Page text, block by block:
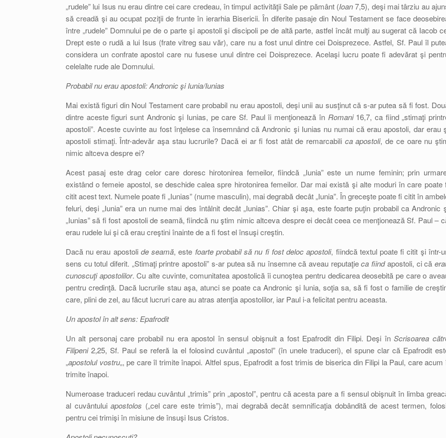
„rudele” lui Isus nu erau dintre cei care credeau, în timpul activităţii Sale pe pământ (Ioan7,5), deşi mai târziu au
să creadă şi au ocupat poziţii de frunte în ierarhia Bisericii. În diferite pasaje din Noul Testament se face
între „rudele” Domnului pe de o parte şi apostoli şi discipoli pe de altă parte, astfel încât mulţi au sugerat că Iacob
Drept este o rudă a lui Isus (frate vitreg sau văr), care nu a fost unul dintre cei Doisprezece. Astfel, Sf. Paul îl
considera un confrate apostol care nu fusese unul dintre cei Doisprezece. Acelaşi lucru poate fi adevărat şi
celelalte rude ale Domnului.
Probabil nu erau apostoli: Andronic şi Iunia/Iunias
Mai există figuri din Noul Testament care probabil nu erau apostoli, deşi unii au susţinut că s-ar putea să fi fost.
dintre aceste figuri sunt Andronic şi Iunias, pe care Sf. Paul îi menţionează în Romani16,7, ca fiind „stimaţi
apostoli”. Aceste cuvinte au fost înţelese ca însemnând că Andronic şi Iunias nu numai că erau apostoli, dar erau
apostoli stimaţi. Într-adevăr aşa stau lucrurile? Dacă ei ar fi fost atât de remarcabili ca apostoli, de ce oare nu
nimic altceva despre ei?
Acest pasaj este drag celor care doresc hirotonirea femeilor, fiindcă „Iunia” este un nume feminin; prin
existând o femeie apostol, se deschide calea spre hirotonirea femeilor. Dar mai există şi alte moduri în care poate
citit acest text. Numele poate fi „Iunias” (nume masculin), mai degrabă decât „Iunia”. În greceşte poate fi citit în
feluri, deşi „Iunia” era un nume mai des întâlnit decât „Iunias”. Chiar şi aşa, este foarte puţin probabil ca Andronic
„Iunias” să fi fost apostoli de seamă, fiindcă nu ştim nimic altceva despre ei decât ceea ce menţionează Sf. Paul –
erau rudele lui şi că erau creştini înainte de a fi fost el însuşi creştin.
Dacă nu erau apostoli de seamă, este foarte probabil să nu fi fost deloc apostoli, fiindcă textul poate fi citit şi într-
sens cu totul diferit. „Stimaţi printre apostoli” s-ar putea să nu însemne că aveau reputaţieca fiindapostoli, ci că
cunoscuţi apostolilor. Cu alte cuvinte, comunitatea apostolică îi cunoştea pentru dedicarea deosebită pe care o
pentru credinţă. Dacă lucrurile stau aşa, atunci se poate ca Andronic şi Iunia, soţia sa, să fi fost o familie de
care, plini de zel, au făcut lucruri care au atras atenţia apostolilor, iar Paul i-a felicitat pentru aceasta.
Un apostol în alt sens: Epafrodit
Un alt personaj care probabil nu era apostol în sensul obişnuit a fost Epafrodit din Filipi. Deşi înScrisoarea
Filipeni2,25, Sf. Paul se referă la el folosind cuvântul „apostol” (în unele traduceri), el spune clar că Epafrodit
„apostolul vostru„, pe care îl trimite înapoi. Altfel spus, Epafrodit a fost trimis de biserica din Filipi la Paul, care acum
trimite înapoi.
Numeroase traduceri redau cuvântul „trimis” prin „apostol”, pentru că acesta pare a fi sensul obişnuit în limba
al cuvântuluiapostolos („cel care este trimis”), mai degrabă decât semnificaţia dobândită de acest termen,
pentru cei trimişi în misiune de însuşi Isus Cristos.